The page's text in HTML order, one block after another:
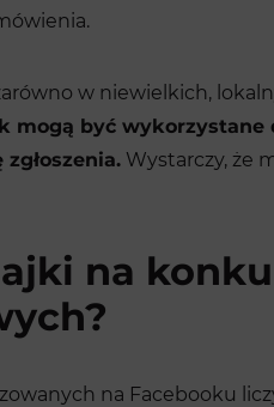
w niewielkich,
mogą być
Wystarczy, że
na
na Facebooku